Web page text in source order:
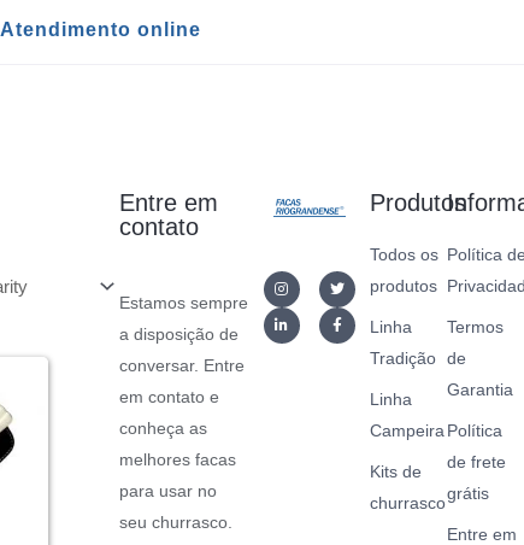
Atendimento online
Entre em
contato
Estamos sempre
a disposição de
conversar. Entre
em contato e
conheça as
melhores facas
para usar no
seu churrasco.
Produtos
Todos os
produtos
Linha
Tradição
Linha
Campeira
Kits de
churrasco
Política
Termos
de
Garantia
Política
de frete
grátis
Entre em